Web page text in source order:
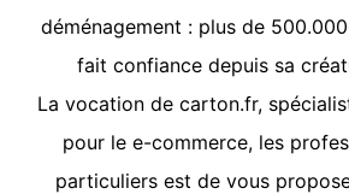
déménagement : plus de
fait confiance depuis sa
La vocation de carton.fr,
pour le e-commerce, les
particuliers est de vous